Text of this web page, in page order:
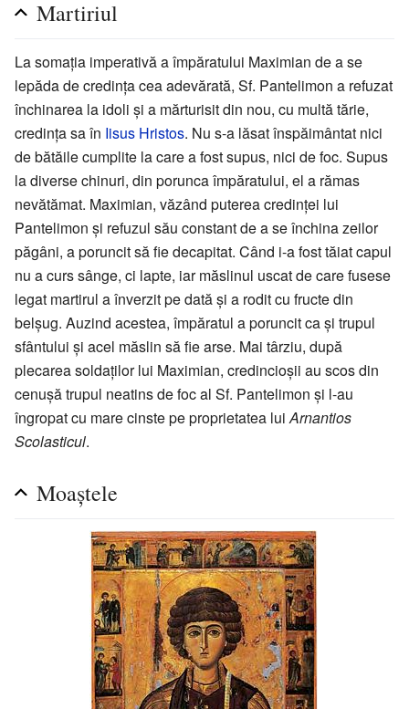
Martiriul
La somația imperativă a împăratului Maximian de a se
lepăda de credința cea adevărată, Sf. Pantelimon a refuzat
închinarea la idoli și a mărturisit din nou, cu multă tărie,
credința sa în Iisus Hristos. Nu s-a lăsat înspăimântat nici
de bătăile cumplite la care a fost supus, nici de foc. Supus
la diverse chinuri, din porunca împăratului, el a rămas
nevătămat. Maximian, văzând puterea credinței lui
Pantelimon și refuzul său constant de a se închina zeilor
păgâni, a poruncit să fie decapitat. Când i-a fost tăiat capul
nu a curs sânge, ci lapte, iar măslinul uscat de care fusese
legat martirul a înverzit pe dată și a rodit cu fructe din
belșug. Auzind acestea, împăratul a poruncit ca și trupul
sfântului și acel măslin să fie arse. Mai târziu, după
plecarea soldaților lui Maximian, credincioșii au scos din
cenușă trupul neatins de foc al Sf. Pantelimon și l-au
îngropat cu mare cinste pe proprietatea luiArnantios
Scolasticul.
Moaștele